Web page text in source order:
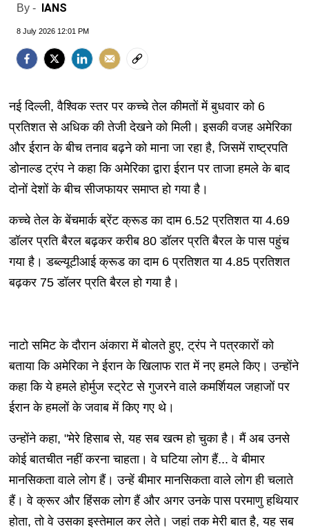
By - IANS
8 July 2026 12:01 PM
नई दिल्ली, वैश्विक स्तर पर कच्चे तेल कीमतों में बुधवार को 6
प्रतिशत से अधिक की तेजी देखने को मिली। इसकी वजह अमेरिका
और ईरान के बीच तनाव बढ़ने को माना जा रहा है, जिसमें राष्ट्रपति
डोनाल्ड ट्रंप ने कहा कि अमेरिका द्वारा ईरान पर ताजा हमले के बाद
दोनों देशों के बीच सीजफायर समाप्त हो गया है।
कच्चे तेल के बेंचमार्क ब्रेंट क्रूड का दाम 6.52 प्रतिशत या 4.69
डॉलर प्रति बैरल बढ़कर करीब 80 डॉलर प्रति बैरल के पास पहुंच
गया है। डब्ल्यूटीआई क्रूड का दाम 6 प्रतिशत या 4.85 प्रतिशत
बढ़कर 75 डॉलर प्रति बैरल हो गया है।
नाटो समिट के दौरान अंकारा में बोलते हुए, ट्रंप ने पत्रकारों को
बताया कि अमेरिका ने ईरान के खिलाफ रात में नए हमले किए। उन्होंने
कहा कि ये हमले होर्मुज स्ट्रेट से गुजरने वाले कमर्शियल जहाजों पर
ईरान के हमलों के जवाब में किए गए थे।
उन्होंने कहा, "मेरे हिसाब से, यह सब खत्म हो चुका है। मैं अब उनसे
कोई बातचीत नहीं करना चाहता। वे घटिया लोग हैं... वे बीमार
मानसिकता वाले लोग हैं। उन्हें बीमार मानसिकता वाले लोग ही चलाते
हैं। वे क्रूर और हिंसक लोग हैं और अगर उनके पास परमाणु हथियार
होता, तो वे उसका इस्तेमाल कर लेते। जहां तक मेरी बात है, यह सब